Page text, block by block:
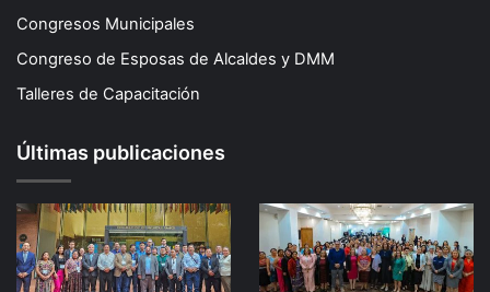
Congresos Municipales
Congreso de Esposas de Alcaldes y DMM
Talleres de Capacitación
Últimas publicaciones